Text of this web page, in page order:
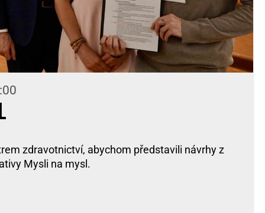
zdravotnictví, abychom představili návrhy z
Mysli na mysl.